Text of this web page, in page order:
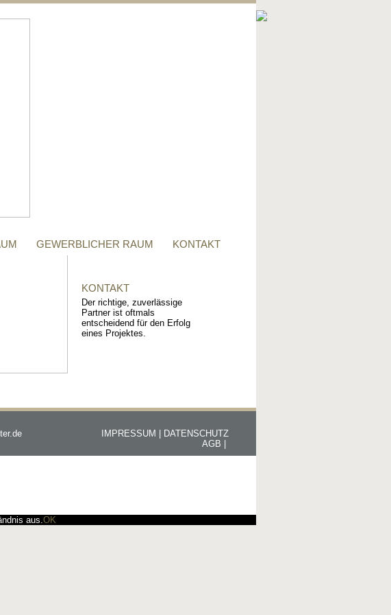
GEWERBLICHER RAUM KONTAKT
KONTAKT
Der richtige, zuverlässige
Partner ist oftmals
entscheidend für den Erfolg
eines Projektes.
DATENSCHUTZ
IMPRESSUM |
AGB |
aus.OK